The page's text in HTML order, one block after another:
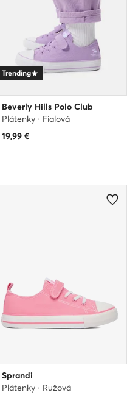
Trending
Beverly Hills Polo Club
Plátenky · Fialová
19,99 €
Sprandi
Plátenky · Ružová